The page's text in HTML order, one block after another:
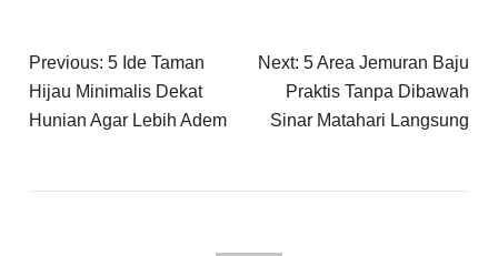
Previous: 5 Ide Taman
Hijau Minimalis Dekat
Hunian Agar Lebih Adem
Next: 5 Area Jemuran Baju
Praktis Tanpa Dibawah
Sinar Matahari Langsung